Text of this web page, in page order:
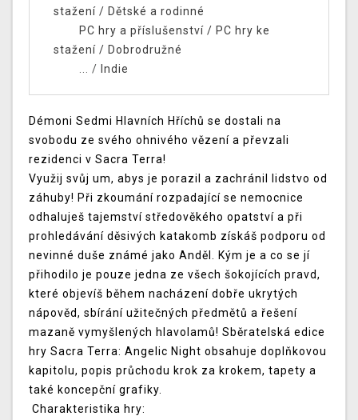
stažení / Dětské a rodinné
PC hry a příslušenství/ PC hry ke
stažení / Dobrodružné
... / Indie
Démoni Sedmi Hlavních Hříchů se dostali na
svobodu ze svého ohnivého vězení a převzali
rezidenci v Sacra Terra!
Využij svůj um, abys je porazil a zachránil lidstvo od
záhuby! Při zkoumání rozpadající se nemocnice
odhaluješ tajemství středověkého opatství a při
prohledávání děsivých katakomb získáš podporu od
nevinné duše známé jako Anděl. Kým je a co se jí
přihodilo je pouze jedna ze všech šokojících pravd,
které objevíš během nacházení dobře ukrytých
nápověd, sbírání užitečných předmětů a řešení
mazaně vymyšlených hlavolamů! Sběratelská edice
hry Sacra Terra: Angelic Night obsahuje doplňkovou
kapitolu, popis průchodu krok za krokem, tapety a
také koncepční grafiky.
Charakteristika hry: